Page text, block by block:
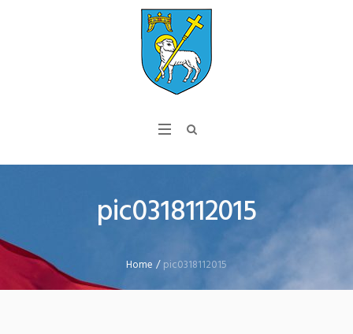
pic0318112015
Home /pic0318112015